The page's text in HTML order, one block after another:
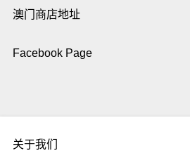
澳门商店地址
Facebook Page
关于我们